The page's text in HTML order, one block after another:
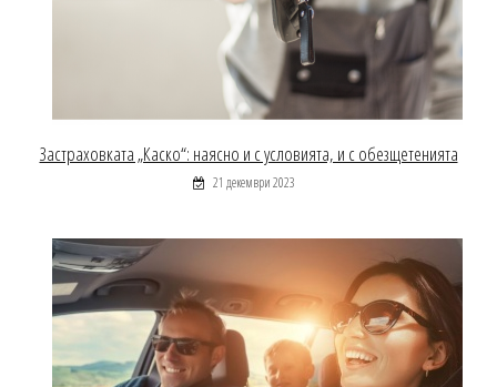
Застраховката „Каско“: наясно и с условията, и с обезщетенията
21 декември 2023